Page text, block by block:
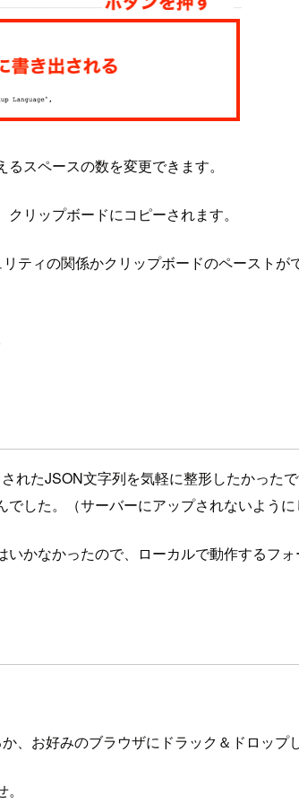
スペースの数を変更できます。
リップボードにコピーされます。
ティの関係かクリップボードのペースト
れたJSON文字列を気軽に整形したかった
した。（サーバーにアップされないように
かなかったので、ローカルで動作するフ
、お好みのブラウザにドラック＆ドロップ